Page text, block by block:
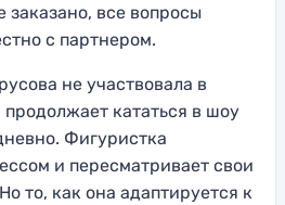
заказано, все вопросы
с партнером.
не участвовала в
кататься в шоу
Фигуристка
и пересматривает свои
то, как она адаптируется к